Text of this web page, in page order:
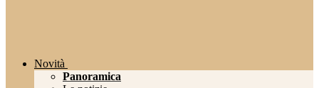
Novità
Panoramica